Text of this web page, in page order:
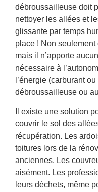
débroussailleuse doit
nettoyer les allées et
glissante par temps
place ! Non
mais il n’apporte
nécessaire à
l’énergie (carburant
débroussailleuse ou
Il existe une solution
couvrir le sol des
récupération. Les
toitures lors de la
anciennes. Les
aisément. Les
leurs déchets, même